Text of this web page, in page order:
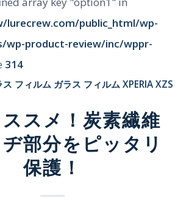
lurecrew.com/public_html/wp-
wp-product-review/inc/wppr-
314
ス フィルム ガラス フィルム XPERIA XZS
スメ！炭素繊維
部分をピッタリ
保護！